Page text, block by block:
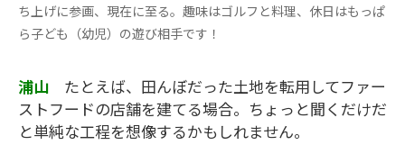
ち上げに参画、現在に至る。趣味はゴルフと料理、休日はもっぱ
ら子ども（幼児）の遊び相手です！
浦山 たとえば、田んぼだった土地を転用してファー
ストフードの店舗を建てる場合。ちょっと聞くだけだ
と単純な工程を想像するかもしれません。